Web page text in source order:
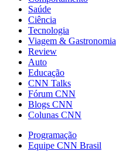
Saúde
Ciência
Tecnologia
Viagem & Gastronomia
Review
Auto
Educação
CNN Talks
Fórum CNN
Blogs CNN
Colunas CNN
Programação
Equipe CNN Brasil